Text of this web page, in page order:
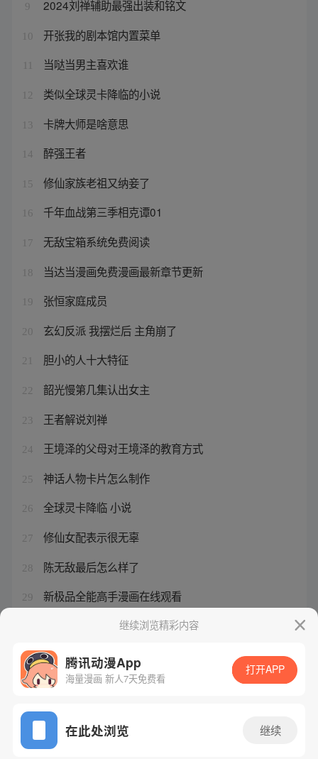
9 2024刘禅辅助最强出装和铭文
10 开张我的剧本馆内置菜单
当哒当男主喜欢谁
12 类似全球灵卡降临的小说
13 卡牌大师是啥意思
14 醉强王者
15 修仙家族老祖又纳妾了
16 千年血战第三季相克谭01
17 无敌宝箱系统免费阅读
18 当达当漫画免费漫画最新章节更新
19 张恒家庭成员
20 玄幻反派 我摆烂后 主角崩了
21 胆小的人十大特征
22 韶光慢第几集认出女主
23 王者解说刘禅
24 王境泽的父母对王境泽的教育方式
25 神话人物卡片怎么制作
26 全球灵卡降临 小说
27 修仙女配表示很无辜
28 陈无敌最后怎么样了
29 新极品全能高手漫画在线观看
继续浏览精彩内容
腾讯动漫App
海量漫画 新人7天免费看
打开APP
在此处浏览 继续
网站备案/许可证号：粤B2-20090059-5
Copyright©1998 - 2026 Tencent. All Rights Reserved